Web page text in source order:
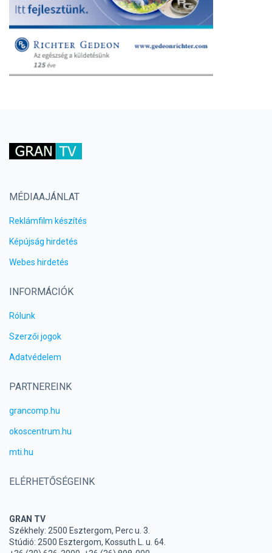
MÉDIAAJÁNLAT
Reklámfilm készítés
Képújság hirdetés
Webes hirdetés
INFORMÁCIÓK
Rólunk
Szerzői jogok
Adatvédelem
PARTNEREINK
grancomp.hu
okoscentrum.hu
mti.hu
ELÉRHETŐSÉGEINK
GRAN TV
Székhely: 2500 Esztergom, Perc u. 3.
Stúdió: 2500 Esztergom, Kossuth L. u. 64.